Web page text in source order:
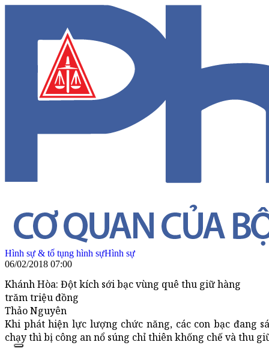
Hình sự & tố tụng hình sựHình sự
06/02/2018 07:00
Khánh Hòa: Đột kích sới bạc vùng quê thu giữ hàng
trăm triệu đồng
Thảo Nguyên
Khi phát hiện lực lượng chức năng, các con bạc đang
chạy thì bị công an nổ súng chỉ thiên khống chế và thu